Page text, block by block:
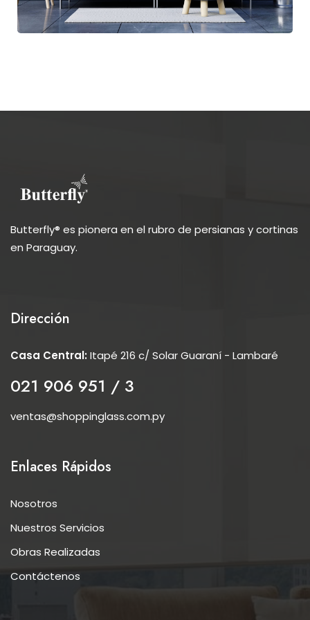
Butterfly® es pionera en el rubro de persianas y cortinas
en Paraguay.
Dirección
Casa Central: Itapé 216 c/ Solar Guaraní - Lambaré
021 906 951 / 3
ventas@shoppinglass.com.py
Enlaces Rápidos
Nosotros
Nuestros Servicios
Obras Realizadas
Contáctenos